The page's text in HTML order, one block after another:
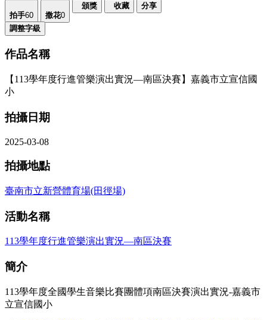
拍手60 撒花0
頒獎 收藏 分享
調整字級
作品名稱
【113學年度行進管樂演出實況—南區決賽】嘉義市立宣信國
小
拍攝日期
2025-03-08
拍攝地點
臺南市立新營體育場(田徑場)
活動名稱
113學年度行進管樂演出實況—南區決賽
簡介
113學年度全國學生音樂比賽團體項南區決賽演出實況-嘉義市
立宣信國小